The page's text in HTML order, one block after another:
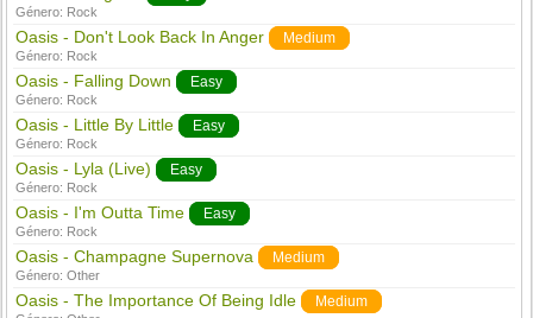
Género: Rock
Oasis - Don't Look Back In Anger Medium
Género: Rock
Oasis - Falling Down Easy
Género: Rock
Oasis - Little By Little Easy
Género: Rock
Oasis - Lyla (Live) Easy
Género: Rock
Oasis - I'm Outta Time Easy
Género: Rock
Oasis - Champagne Supernova Medium
Género:Other
Oasis - The Importance Of Being Idle Medium